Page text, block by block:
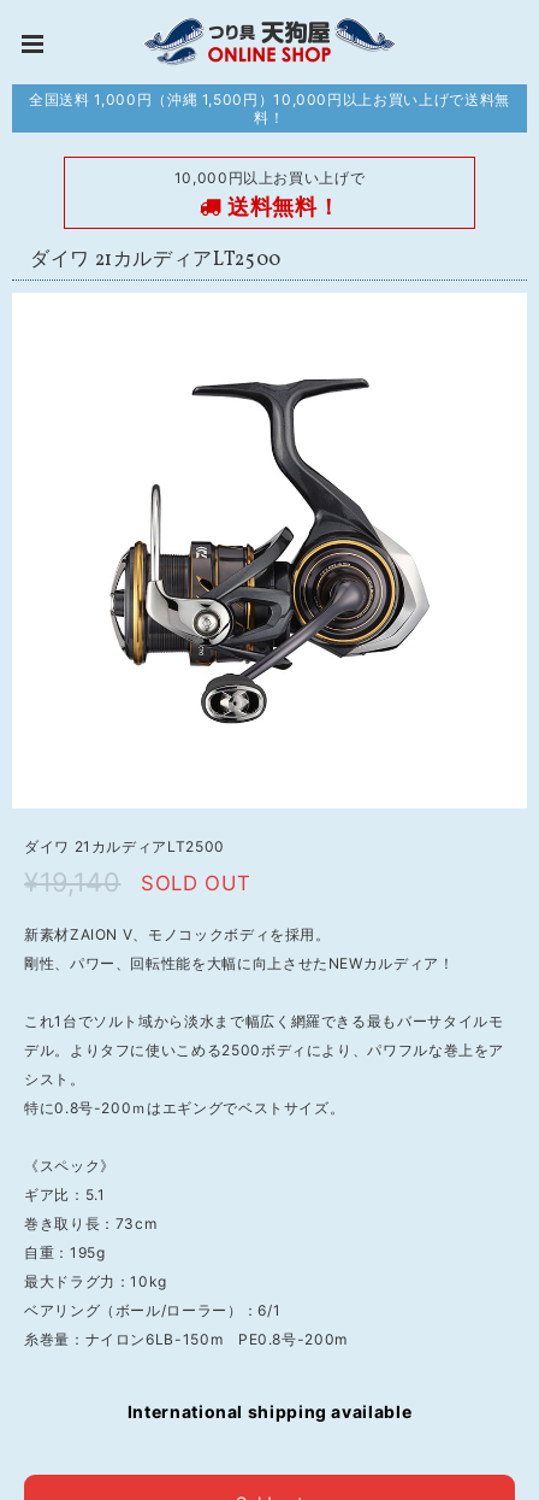
全国送料 1,000円（沖縄 1,500円）10,000円以上お買い上げで送料無
料！
10,000円以上お買い上げで
送料無料！
ダイワ 21カルディアLT2500
ダイワ 21カルディアLT2500
¥19,140 SOLD OUT
新素材ZAION V、モノコックボディを採用。
剛性、パワー、回転性能を大幅に向上させたNEWカルディア！
これ1台でソルト域から淡水まで幅広く網羅できる最もバーサタイルモ
デル。よりタフに使いこめる2500ボディにより、パワフルな巻上をア
シスト。
特に0.8号-200ｍはエギングでベストサイズ。
《スペック》
ギア比：5.1
巻き取り長：73cm
自重：195g
最大ドラグ力：10kg
ベアリング（ボール/ローラー）：6/1
糸巻量：ナイロン6LB-150m PE0.8号-200m
International shipping available